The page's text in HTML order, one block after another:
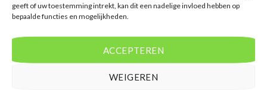
geeft of uw toestemming intrekt, kan dit een nadelige invloed hebben op
bepaalde functies en mogelijkheden.
ACCEPTEREN
WEIGEREN
Extra informatie
Mensen beoordelen deze reis met een 8,9